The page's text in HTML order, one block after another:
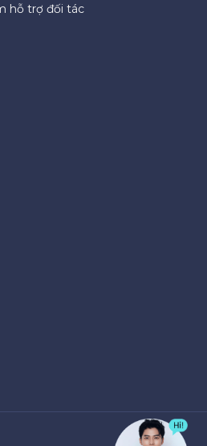
hỗ trợ đối tác